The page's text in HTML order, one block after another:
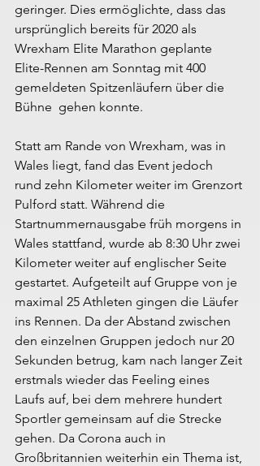
geringer. Dies ermöglichte, dass das
ursprünglich bereits für 2020 als
Wrexham Elite Marathon geplante
Elite-Rennen am Sonntag mit 400
gemeldeten Spitzenläufern über die
Bühne  gehen konnte.
Statt am Rande von Wrexham, was in
Wales liegt, fand das Event jedoch
rund zehn Kilometer weiter im Grenzort
Pulford statt. Während die
Startnummernausgabe früh morgens in
Wales stattfand, wurde ab 8:30 Uhr zwei
Kilometer weiter auf englischer Seite
gestartet. Aufgeteilt auf Gruppe von je
maximal 25 Athleten gingen die Läufer
ins Rennen. Da der Abstand zwischen
den einzelnen Gruppen jedoch nur 20
Sekunden betrug, kam nach langer Zeit
erstmals wieder das Feeling eines
Laufs auf, bei dem mehrere hundert
Sportler gemeinsam auf die Strecke
gehen. Da Corona auch in
Großbritannien weiterhin ein Thema ist,